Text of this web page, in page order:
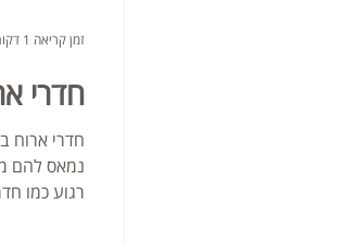
חדרי
חדרי ארוח
נמאס להם
רגוע כמו
זמן קריאה 1 דקות